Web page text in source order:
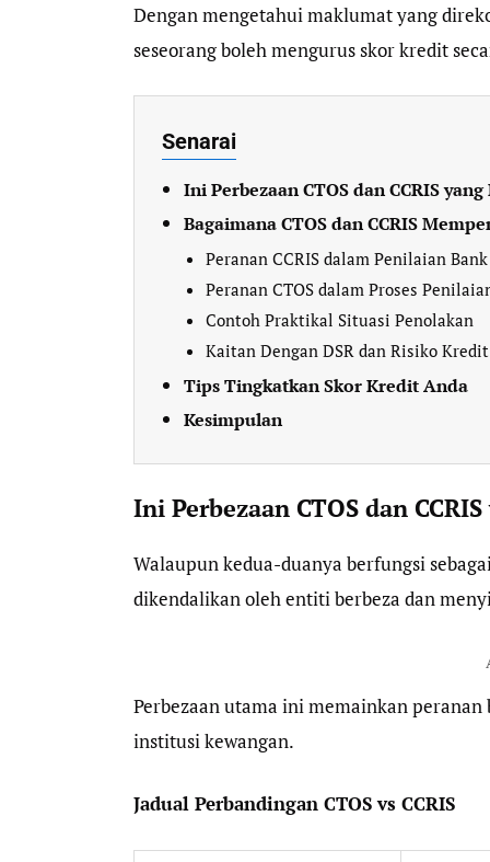
Dengan mengetahui maklumat yang
seseorang boleh mengurus skor kredit
Senarai
Ini Perbezaan CTOS dan CCRIS
Bagaimana CTOS dan CCRIS
Peranan CCRIS dalam Penilaian Bank
Peranan CTOS dalam Proses
Contoh Praktikal Situasi Penolakan
Kaitan Dengan DSR dan Risiko Kredit
Tips Tingkatkan Skor Kredit Anda
Kesimpulan
Ini Perbezaan CTOS dan
Walaupun kedua-duanya berfungsi
dikendalikan oleh entiti berbeza dan
Perbezaan utama ini memainkan
institusi kewangan.
Jadual Perbandingan CTOS vs CCRIS